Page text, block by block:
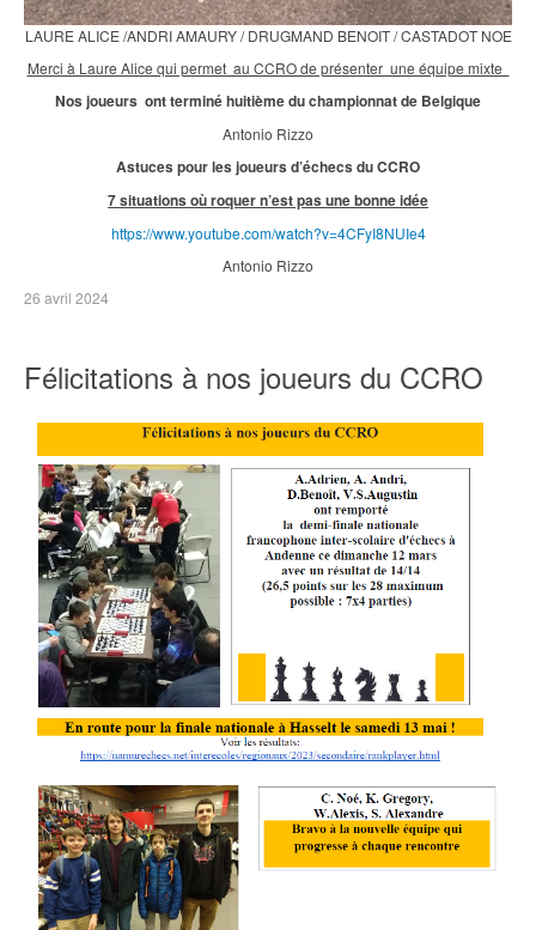
LAURE ALICE /ANDRI AMAURY / DRUGMAND BENOIT / CASTADOT NOE
Merci à Laure Alice qui permet au CCRO de présenter une équipe mixte
Nos joueurs ont terminé huitième du championnat de Belgique
Antonio Rizzo
Astuces pour les joueurs d’échecs du CCRO
7 situations où roquer n’est pas une bonne idée
https://www.youtube.com/watch?v=4CFyI8NUIe4
Antonio Rizzo
26 avril 2024
Félicitations à nos joueurs du CCRO